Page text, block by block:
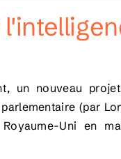
un nouveau
(par
Uni en